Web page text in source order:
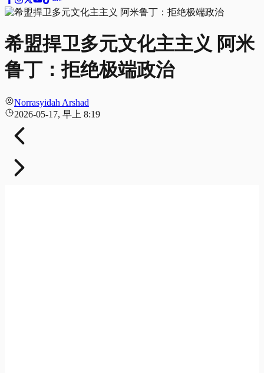
希盟捍卫多元文化主主义 阿米
鲁丁：拒绝极端政治
Norrasyidah Arshad
2026-05-17, 早上 8:19